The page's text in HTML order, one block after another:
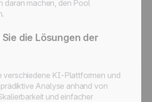
daran machen, den Pool
die Lösungen der
verschiedene KI-Plattformen und
Analyse anhand von
und einfacher